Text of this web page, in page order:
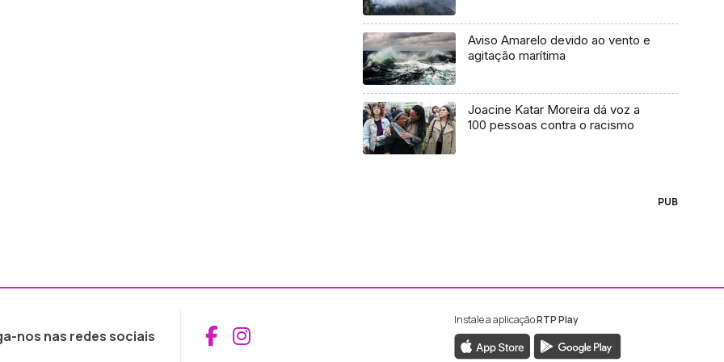
Aviso Amarelo devido ao vento e
agitação marítima
Joacine Katar Moreira dá voz a
100 pessoas contra o racismo
PUB
nos nas redes sociais Aceder ao Facebook da RTP Madeira
Aceder ao Instagram da RTP Madeira
Instale a aplicaçãoRTP Play